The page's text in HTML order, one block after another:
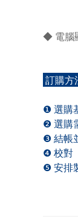
◆ 電腦
訂購方
❶ 選購
❷ 選購
❸ 結帳
❹ 校對
❺ 安排